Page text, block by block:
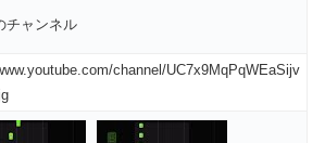
チャンネル
channel/UC7x9MqPqWEaSijv